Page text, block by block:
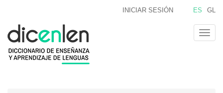
contenido
principal
ES GL
INICIAR SESIÓN